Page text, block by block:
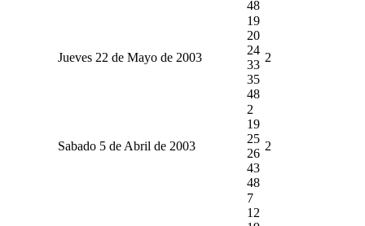
48
Jueves 22 de Mayo de 2003
19
20
24
33
35
48
2
Sabado 5 de Abril de 2003
2
19
25
26
43
48
2
7
12